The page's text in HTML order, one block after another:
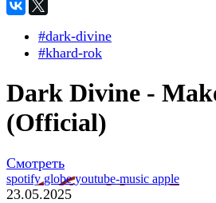
#dark-divine
#khard-rok
Dark Divine -
(Official)
Смотреть
spotifyglobeyoutube-music apple
23.05.2025